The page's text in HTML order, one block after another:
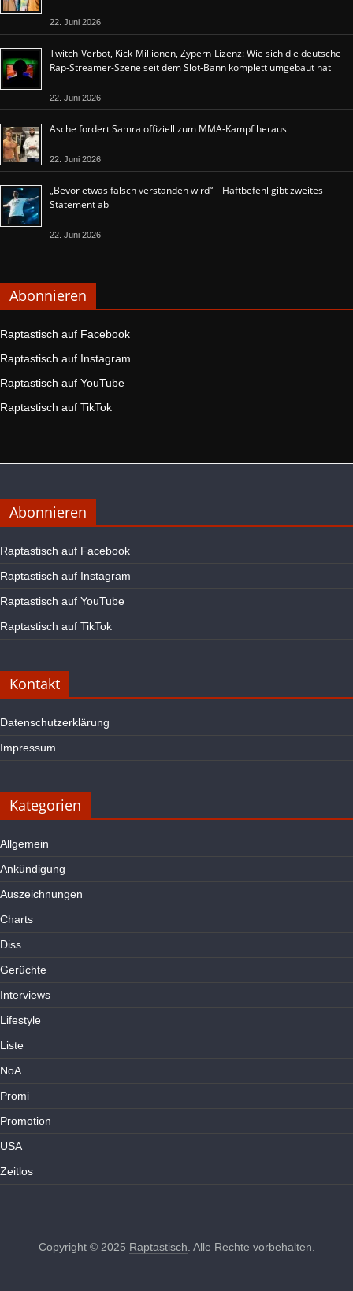
22. Juni 2026
Twitch-Verbot, Kick-Millionen, Zypern-Lizenz: Wie sich die deutsche
Rap-Streamer-Szene seit dem Slot-Bann komplett umgebaut hat
22. Juni 2026
Asche fordert Samra offiziell zum MMA-Kampf heraus
22. Juni 2026
„Bevor etwas falsch verstanden wird“ – Haftbefehl gibt zweites
Statement ab
22. Juni 2026
Abonnieren
Raptastisch auf Facebook
Raptastisch auf Instagram
Raptastisch auf YouTube
Raptastisch auf TikTok
Abonnieren
Raptastisch auf Facebook
Raptastisch auf Instagram
Raptastisch auf YouTube
Raptastisch auf TikTok
Kontakt
Datenschutzerklärung
Impressum
Kategorien
Allgemein
Ankündigung
Auszeichnungen
Charts
Diss
Gerüchte
Interviews
Lifestyle
Liste
NoA
Promi
Promotion
USA
Zeitlos
Copyright © 2025 Raptastisch . Alle Rechte vorbehalten.